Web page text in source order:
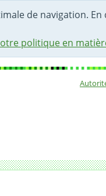
de navigation.
politique en